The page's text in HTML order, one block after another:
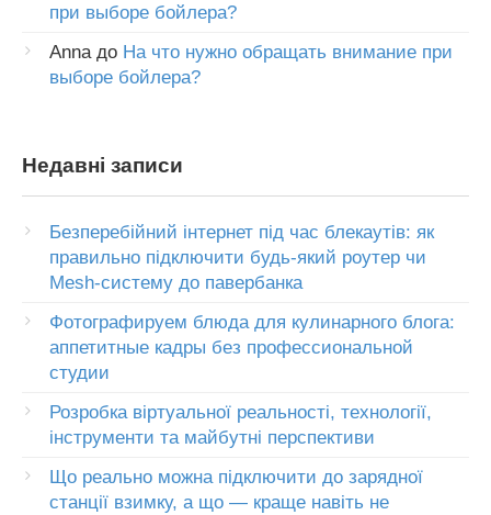
при выборе бойлера?
Anna до На что нужно обращать внимание при
выборе бойлера?
Недавні записи
Безперебійний інтернет під час блекаутів: як
правильно підключити будь-який роутер чи
Mesh-систему до павербанка
Фотографируем блюда для кулинарного блога:
аппетитные кадры без профессиональной
студии
Розробка віртуальної реальності, технології,
інструменти та майбутні перспективи
Що реально можна підключити до зарядної
станції взимку, а що — краще навіть не